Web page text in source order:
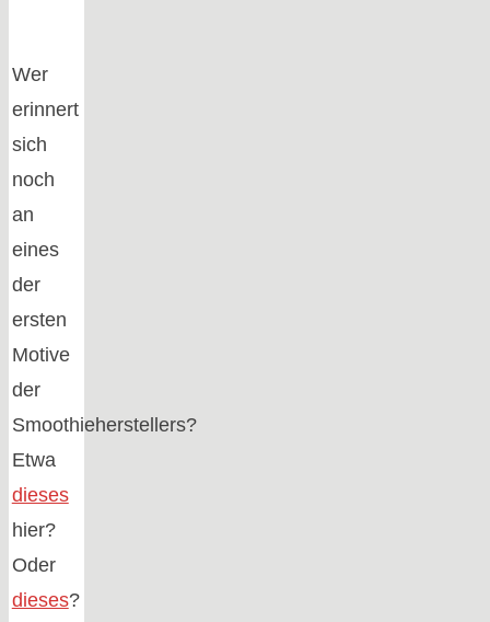
Wer
erinnert
sich
noch
an
eines
der
ersten
Motive
der
Smoothieherstellers?
Etwa
dieses
hier?
Oder
dieses?